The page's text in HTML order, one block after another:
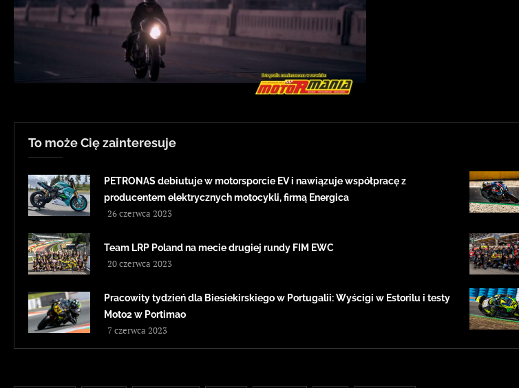
To może Cię zainteresuje
PETRONAS debiutuje w motorsporcie EV i nawiązuje współpracę z
producentem elektrycznych motocykli, firmą Energica
26 czerwca 2023
Team LRP Poland na mecie drugiej rundy FIM EWC
20 czerwca 2023
Pracowity tydzień dla Biesiekirskiego w Portugalii: Wyścigi w Estorilu i testy
Moto2 w Portimao
7 czerwca 2023